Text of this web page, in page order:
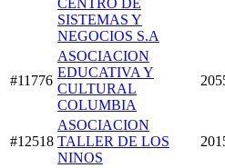
SISTEMAS Y
NEGOCIOS S.A
#11776
ASOCIACION
EDUCATIVA Y
CULTURAL
COLUMBIA
#12518
ASOCIACION
TALLER DE LOS
NINOS